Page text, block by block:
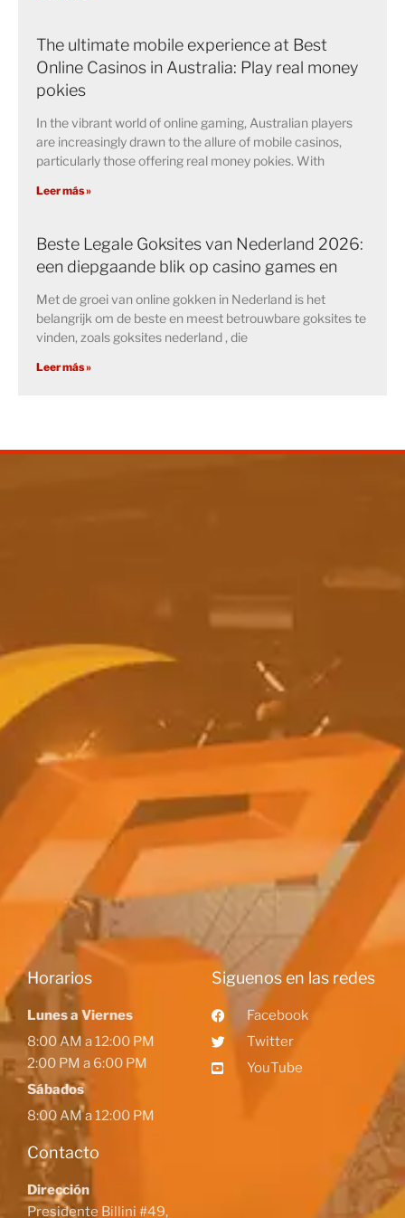
The ultimate mobile experience at Best
Online Casinos in Australia: Play real money
pokies
In the vibrant world of online gaming, Australian players
are increasingly drawn to the allure of mobile casinos,
particularly those offering real money pokies. With
Leer más »
Beste Legale Goksites van Nederland 2026:
een diepgaande blik op casino games en
Met de groei van online gokken in Nederland is het
belangrijk om de beste en meest betrouwbare goksites te
vinden, zoals goksites nederland , die
Leer más »
Horarios
Lunes a Viernes
8:00 AM a 12:00 PM
2:00 PM a 6:00 PM
Sábados
8:00 AM a 12:00 PM
Contacto
Dirección
Presidente Billini #49,
Siguenos en las redes
Facebook
Twitter
YouTube